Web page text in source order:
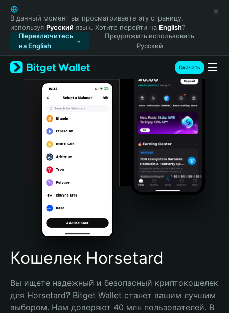
English
日本語
Tiếng Việt
Русский
Español (Latinoamérica)
Türkçe
Italiano
Português (Portugal)
Bahasa Indonesia
Português (Brasil)
Español (Argentina)
В данный момент вы просматриваете эту страницу,
используя Русский язык. Хотите перейти на English?
Переключитесь
на English
Продолжить использовать
Русский
Скачать
Кошелек Horsetard
Вы ищете надежный и безопасный криптокошелек
для Horsetard? Bitget Wallet станет вашим лучшим
выбором. Нам доверяют 40 млн пользователей. В